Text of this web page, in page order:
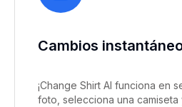
Cambios
¡Change Shirt AI funciona en
foto, selecciona una